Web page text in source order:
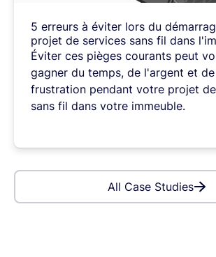
5 erreurs à éviter lors du
projet de services sans fil dans
Éviter ces pièges courants peut
gagner du temps, de l'argent et de
frustration pendant votre projet de
sans fil dans votre immeuble.
All Case Studies